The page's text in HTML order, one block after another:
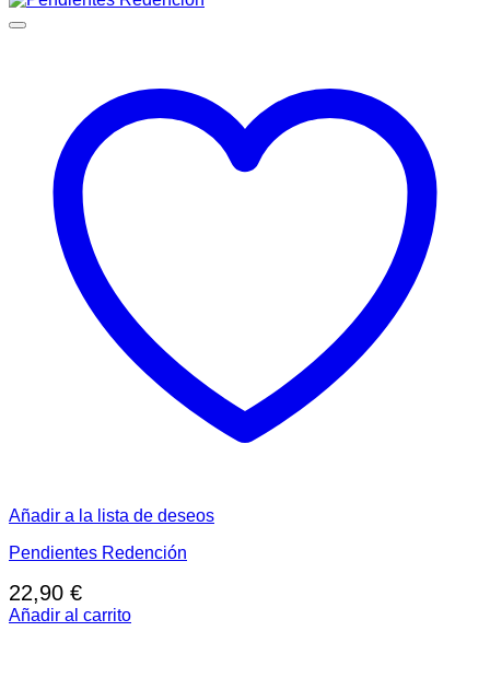
Añadir a la lista de deseos
Pendientes Redención
22,90 €
Añadir al carrito